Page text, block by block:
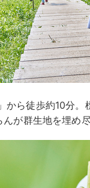
から徒歩約10分
が群生地を埋め